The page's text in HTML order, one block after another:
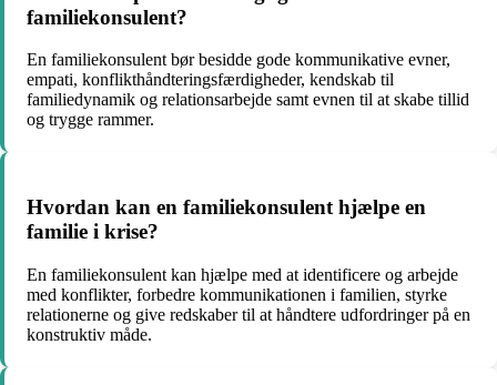
familiekonsulent?
En familiekonsulent bør besidde gode kommunikative evner,
empati, konflikthåndteringsfærdigheder, kendskab til
familiedynamik og relationsarbejde samt evnen til at skabe tillid
og trygge rammer.
Hvordan kan en familiekonsulent hjælpe en
familie i krise?
En familiekonsulent kan hjælpe med at identificere og arbejde
med konflikter, forbedre kommunikationen i familien, styrke
relationerne og give redskaber til at håndtere udfordringer på en
konstruktiv måde.